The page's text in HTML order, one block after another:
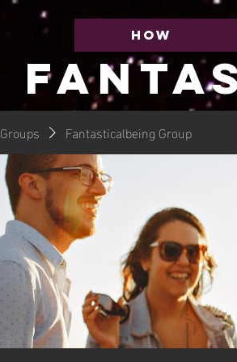
HOW
Groups Fantasticalbeing Group